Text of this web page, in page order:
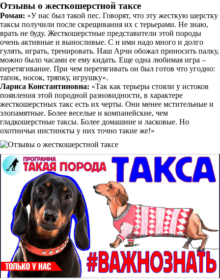
Отзывы о жесткошерстной таксе
Роман: «У нас был такой пес. Говорят, что эту жесткую шерстку
таксы получили после скрещивания их с терьерами. Не знаю,
врать не буду. Жесткошерстные представители этой породы
очень активные и выносливые. С н ими надо много и долго
гулять, играть, тренировать. Наш Арчи обожал приносить палку,
можно было часами ее ему кидать. Еще одна любимая игра –
перетягивание. При чем перетягивать он был готов что угодно:
тапок, носок, тряпку, игрушку».
Лариса Константиновна: «Так как терьеры стояли у истоков
появления этой породной разновидности, в характере
жесткошерстных такс есть их черты. Они менее мстительные и
злопамятные. Более веселые и компанейские, чем
гладкошерстные таксы. Более домашние и ласковые. Но
охотничьи инстинкты у них точно такие же!»